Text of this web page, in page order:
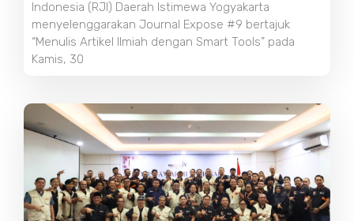
Indonesia (RJI) Daerah Istimewa Yogyakarta
menyelenggarakan Journal Expose #9 bertajuk
“Menulis Artikel Ilmiah dengan Smart Tools” pada
Kamis, 30